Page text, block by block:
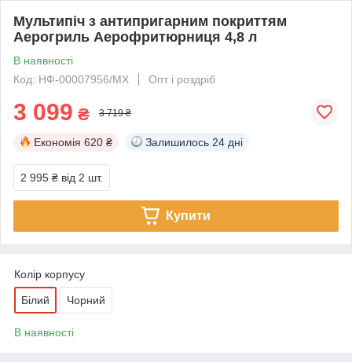
Мультипіч з антипригарним покриттям
Аерогриль Аерофритюрниця 4,8 л
В наявності
Код: НФ-00007956/MX
Опт і роздріб
3 099 ₴ 3 719 ₴
Економія 620 ₴ Залишилось 24 дні
2 995 ₴ від 2 шт.
Купити
Колір корпусу
Білий Чорний
В наявності